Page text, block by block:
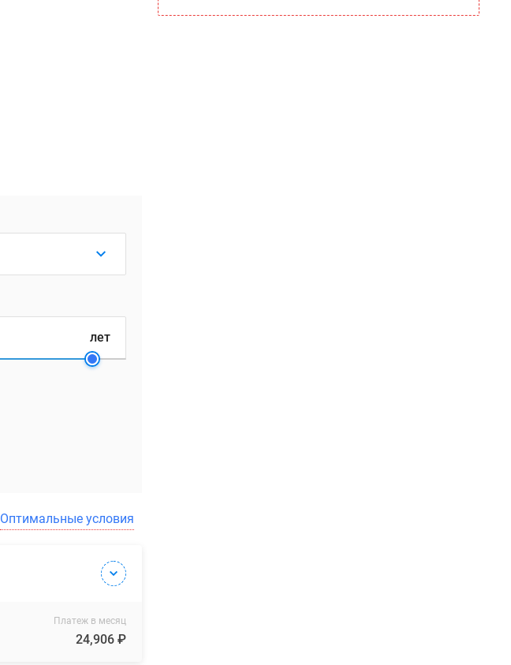
лет
Оптимальные условия
Платеж в месяц
24,906 ₽